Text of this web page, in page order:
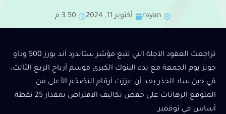
rayan أكتوبر 11, 2024 3:50 م
تراجعت العقود الآجلة التي تتبع مؤشر ستاندرد آند بورز 500 وداو
جونز يوم الجمعة مع بدء البنوك الكبرى موسم أرباح الربع الثالث،
في حين ساد الحذر بعد أن عززت أرقام التضخم الأعلى من
المتوقع الرهانات على خفض تكاليف الاقتراض بمقدار 25 نقطة
أساس في نوفمبر.